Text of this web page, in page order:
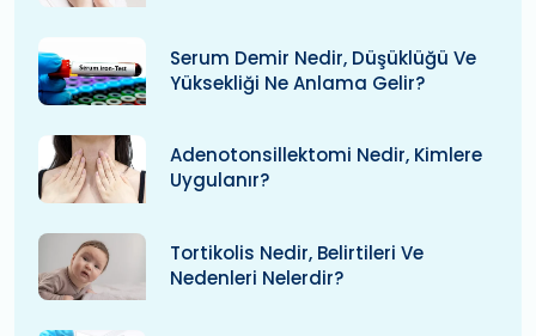
Serum Demir Nedir, Düşüklüğü Ve
Yüksekliği Ne Anlama Gelir?
Adenotonsillektomi Nedir, Kimlere
Uygulanır?
Tortikolis Nedir, Belirtileri Ve
Nedenleri Nelerdir?